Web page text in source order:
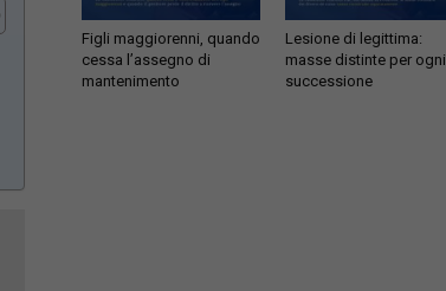
Figli maggiorenni, quando
cessa l’assegno di
mantenimento
Lesione di legittima:
masse distinte per ogni
successione